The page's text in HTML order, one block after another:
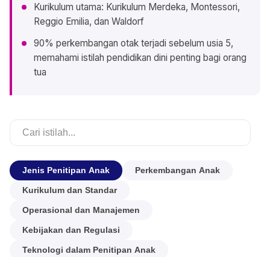
Kurikulum utama: Kurikulum Merdeka, Montessori,
Reggio Emilia, dan Waldorf
90% perkembangan otak terjadi sebelum usia 5,
memahami istilah pendidikan dini penting bagi orang
tua
Jenis Penitipan Anak Perkembangan Anak
Kurikulum dan Standar
Operasional dan Manajemen
Kebijakan dan Regulasi
Teknologi dalam Penitipan Anak